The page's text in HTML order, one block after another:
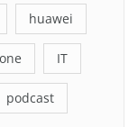
huawei
IT
podcast